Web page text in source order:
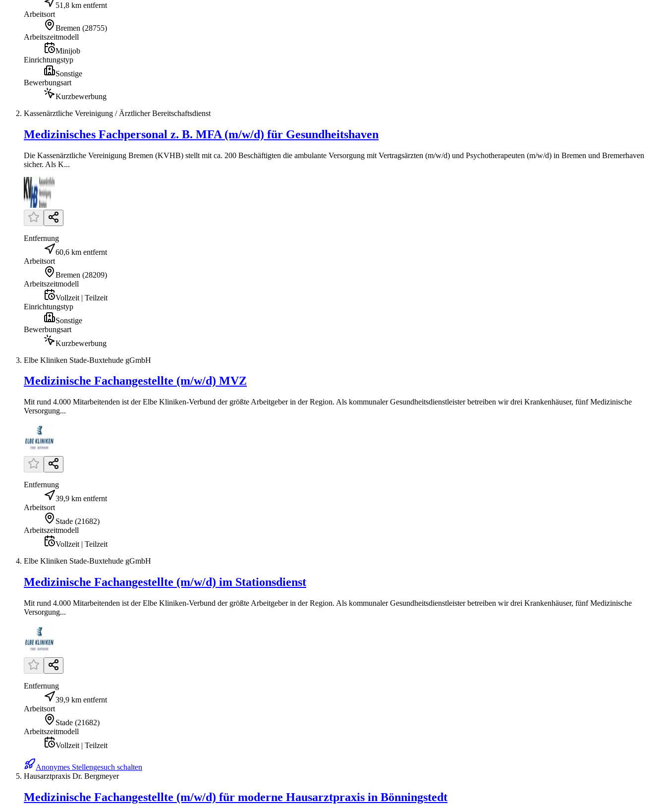
51,8 km entfernt
Arbeitsort
Bremen (28755)
Arbeitszeitmodell
Minijob
Einrichtungstyp
Sonstige
Bewerbungsart
Kurzbewerbung
Kassenärztliche Vereinigung / Ärztlicher Bereitschaftsdienst
Medizinisches Fachpersonal z. B. MFA (m/w/d) für Gesundheitshaven
Die Kassenärztliche Vereinigung Bremen (KVHB) stellt mit ca. 200 Beschäftigten die ambulante Versorgung mit Vertragsärzten (m/w/d) und Psychotherapeuten (m/w/d) in Bremen und Bremerhaven
sicher. Als K...
Entfernung
60,6 km entfernt
Arbeitsort
Bremen (28209)
Arbeitszeitmodell
Vollzeit | Teilzeit
Einrichtungstyp
Sonstige
Bewerbungsart
Kurzbewerbung
Elbe Kliniken Stade-Buxtehude gGmbH
Medizinische Fachangestellte (m/w/d) MVZ
Mit rund 4.000 Mitarbeitenden ist der Elbe Kliniken-Verbund der größte Arbeitgeber in der Region. Als kommunaler Gesundheitsdienstleister betreiben wir drei Krankenhäuser, fünf Medizinische
Versorgung...
Entfernung
39,9 km entfernt
Arbeitsort
Stade (21682)
Arbeitszeitmodell
Vollzeit | Teilzeit
Elbe Kliniken Stade-Buxtehude gGmbH
Medizinische Fachangestellte (m/w/d) im Stationsdienst
Mit rund 4.000 Mitarbeitenden ist der Elbe Kliniken-Verbund der größte Arbeitgeber in der Region. Als kommunaler Gesundheitsdienstleister betreiben wir drei Krankenhäuser, fünf Medizinische
Versorgung...
Entfernung
39,9 km entfernt
Arbeitsort
Stade (21682)
Arbeitszeitmodell
Vollzeit | Teilzeit
Anonymes Stellengesuch schalten
Hausarztpraxis Dr. Bergmeyer
Medizinische Fachangestellte (m/w/d) für moderne Hausarztpraxis in Bönningstedt